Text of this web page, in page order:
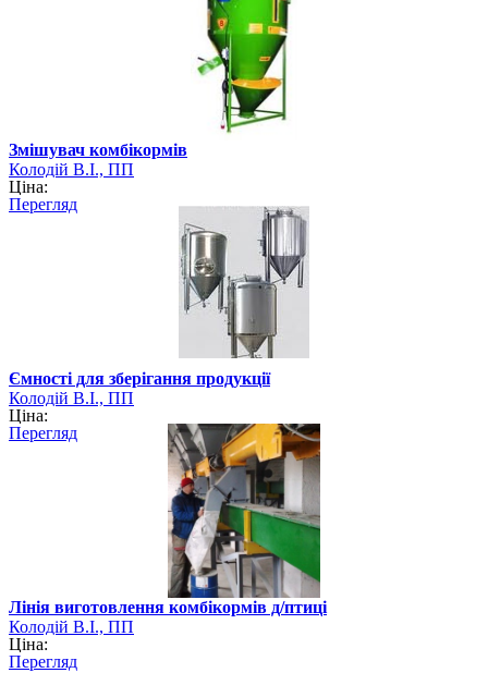
Змішувач комбікормів
Колодій В.І., ПП
Ціна:
Перегляд
Ємності для зберігання продукції
Колодій В.І., ПП
Ціна:
Перегляд
Лінія виготовлення комбікормів д/птиці
Колодій В.І., ПП
Ціна:
Перегляд